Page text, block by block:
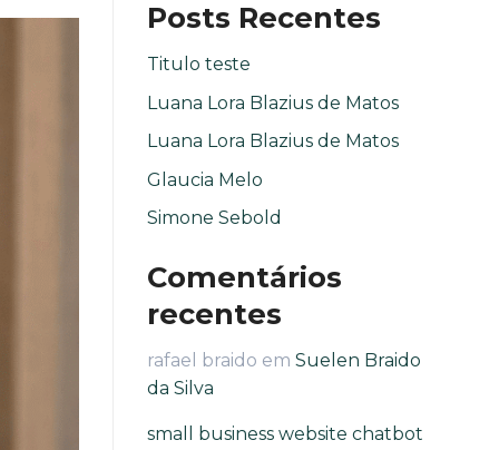
Posts Recentes
Titulo teste
Luana Lora Blazius de Matos
Luana Lora Blazius de Matos
Glaucia Melo
Simone Sebold
Comentários
recentes
rafael braido em Suelen Braido
da Silva
small business website chatbot